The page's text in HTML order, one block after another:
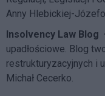
Anny Hlebickiej-
Insolvency Law Blog
upadłościowe. Blog
restrukturyzacyjnych i
Michał Cecerko.